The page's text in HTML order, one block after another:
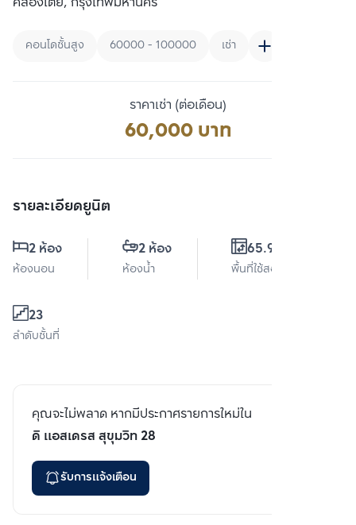
คอนโดชั้นสูง 60000 - 100000 เช่า
ราคาเช่า (ต่อเดือน)
60,000 บาท
รายละเอียดยูนิต
2 ห้อง
ห้องนอน
2 ห้อง
ห้องน้ำ
65.94 ตร.ม.
พื้นที่ใช้สอย
23
ลำดับชั้นที่
คุณจะไม่พลาด หากมีประกาศรายการใหม่ใน
ดิ แอสเดรส สุขุมวิท 28
รับการแจ้งเตือน